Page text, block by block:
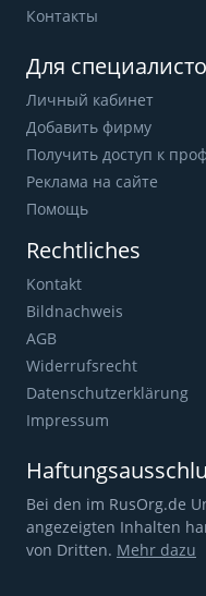
Контакты
Для
Личный кабинет
Добавить фирму
Получить доступ к
Реклама на сайте
Помощь
Rechtliches
Kontakt
Bildnachweis
AGB
Widerrufsrecht
Datenschutzerklärung
Impressum
Bei den im RusOrg.de
angezeigten Inhalten
von Dritten. Mehr dazu